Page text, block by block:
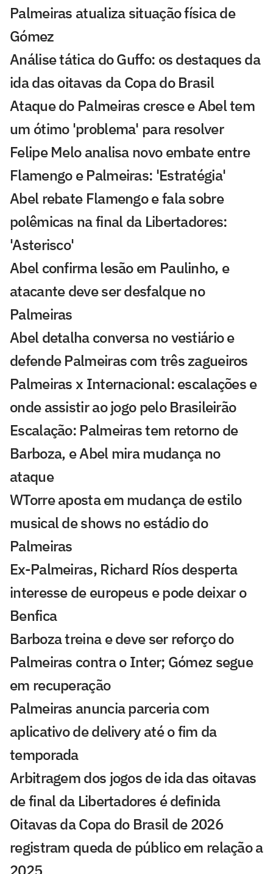
Palmeiras atualiza situação física de
Gómez
Análise tática do Guffo: os destaques da
ida das oitavas da Copa do Brasil
Ataque do Palmeiras cresce e Abel tem
um ótimo 'problema' para resolver
Felipe Melo analisa novo embate entre
Flamengo e Palmeiras: 'Estratégia'
Abel rebate Flamengo e fala sobre
polêmicas na final da Libertadores:
'Asterisco'
Abel confirma lesão em Paulinho, e
atacante deve ser desfalque no
Palmeiras
Abel detalha conversa no vestiário e
defende Palmeiras com três zagueiros
Palmeiras x Internacional: escalações e
onde assistir ao jogo pelo Brasileirão
Escalação: Palmeiras tem retorno de
Barboza, e Abel mira mudança no
ataque
WTorre aposta em mudança de estilo
musical de shows no estádio do
Palmeiras
Ex-Palmeiras, Richard Ríos desperta
interesse de europeus e pode deixar o
Benfica
Barboza treina e deve ser reforço do
Palmeiras contra o Inter; Gómez segue
em recuperação
Palmeiras anuncia parceria com
aplicativo de delivery até o fim da
temporada
Arbitragem dos jogos de ida das oitavas
de final da Libertadores é definida
Oitavas da Copa do Brasil de 2026
registram queda de público em relação a